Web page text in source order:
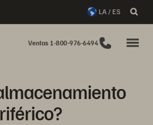
LA / ES
Ventas 1-800-976-6494